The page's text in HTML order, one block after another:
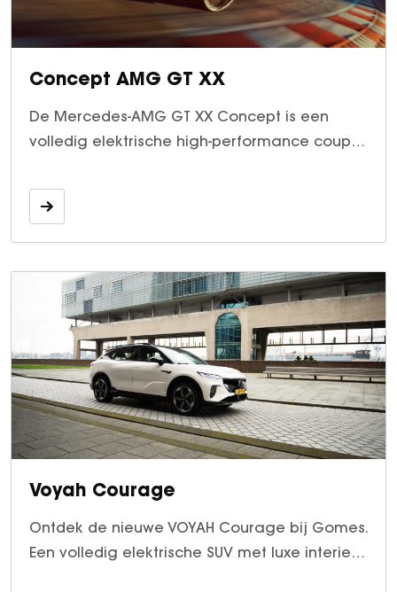
Over ons
Concept AMG GT XX
De Mercedes-AMG GT XX Concept is een
volledig elektrische high-performance coupé
combineert. Als technologische voorloper van
de nieuwe AMG-generatie brengt hij
baanbrekende prestaties naar de weg.
Voyah Courage
Ontdek de nieuwe VOYAH Courage bij Gomes.
Een volledig elektrische SUV met luxe interieur,